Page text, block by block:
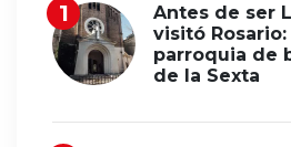
Antes de ser
visitó
parroquia de
de la Sexta